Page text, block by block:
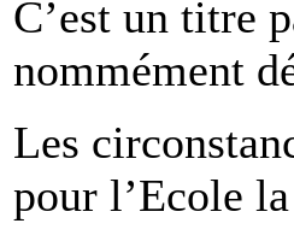
C’est un titre
nommément
Les
pour l’Ecole